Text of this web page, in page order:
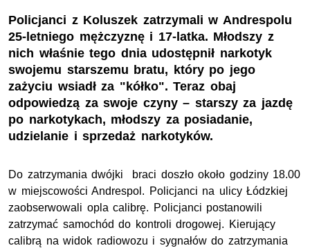
Policjanci z Koluszek zatrzymali w Andrespolu
25-letniego mężczyznę i 17-latka. Młodszy z
nich właśnie tego dnia udostępnił narkotyk
swojemu starszemu bratu, który po jego
zażyciu wsiadł za "kółko". Teraz obaj
odpowiedzą za swoje czyny – starszy za jazdę
po narkotykach, młodszy za posiadanie,
udzielanie i sprzedaż narkotyków.
Do zatrzymania dwójki braci doszło około godziny 18.00
w miejscowości Andrespol. Policjanci na ulicy Łódzkiej
zaobserwowali opla calibrę. Policjanci postanowili
zatrzymać samochód do kontroli drogowej. Kierujący
calibrą na widok radiowozu i sygnałów do zatrzymania